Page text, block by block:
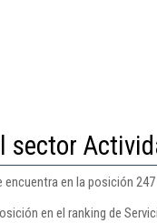
sector
en la posición
en el ranking de